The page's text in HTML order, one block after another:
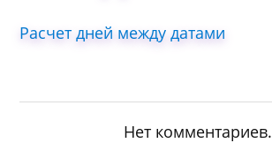
Расчет дней между датами
Нет комментариев.